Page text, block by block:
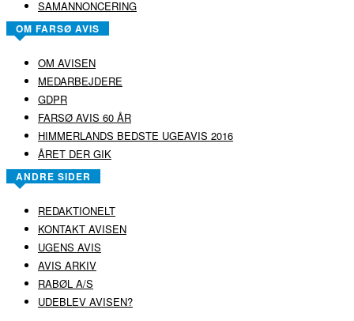
SAMANNONCERING
OM FARSØ AVIS
OM AVISEN
MEDARBEJDERE
GDPR
FARSØ AVIS 60 ÅR
HIMMERLANDS BEDSTE UGEAVIS 2016
ÅRET DER GIK
ANDRE SIDER
REDAKTIONELT
KONTAKT AVISEN
UGENS AVIS
AVIS ARKIV
RABØL A/S
UDEBLEV AVISEN?